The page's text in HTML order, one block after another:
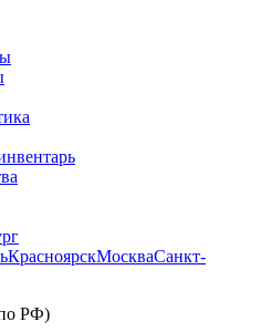
КрасноярскМоскваСанкт-
РФ)